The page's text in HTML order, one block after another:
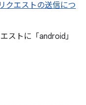
クエストの送信につ
ストに「android」